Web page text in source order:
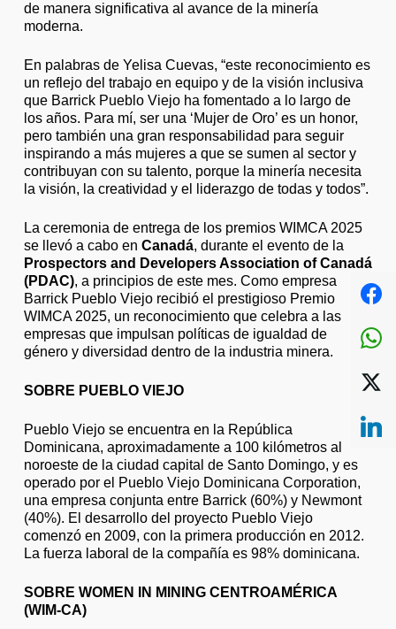
de manera significativa al avance de la minería
moderna.
En palabras de Yelisa Cuevas, “este reconocimiento es
un reflejo del trabajo en equipo y de la visión inclusiva
que Barrick Pueblo Viejo ha fomentado a lo largo de
los años. Para mí, ser una ‘Mujer de Oro’ es un honor,
pero también una gran responsabilidad para seguir
inspirando a más mujeres a que se sumen al sector y
contribuyan con su talento, porque la minería necesita
la visión, la creatividad y el liderazgo de todas y todos”.
La ceremonia de entrega de los premios WIMCA 2025
se llevó a cabo en Canadá, durante el evento de la
Prospectors and Developers Association of Canadá
(PDAC), a principios de este mes. Como empresa
Barrick Pueblo Viejo recibió el prestigioso Premio
WIMCA 2025, un reconocimiento que celebra a las
empresas que impulsan políticas de igualdad de
género y diversidad dentro de la industria minera.
SOBRE PUEBLO VIEJO
Pueblo Viejo se encuentra en la República
Dominicana, aproximadamente a 100 kilómetros al
noroeste de la ciudad capital de Santo Domingo, y es
operado por el Pueblo Viejo Dominicana Corporation,
una empresa conjunta entre Barrick (60%) y Newmont
(40%). El desarrollo del proyecto Pueblo Viejo
comenzó en 2009, con la primera producción en 2012.
La fuerza laboral de la compañía es 98% dominicana.
SOBRE WOMEN IN MINING CENTROAMÉRICA
(WIM-CA)